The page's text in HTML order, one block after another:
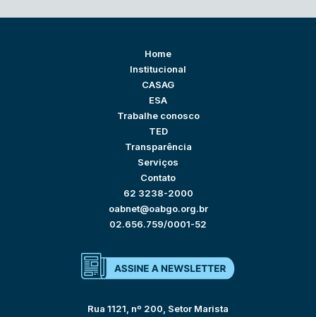
Home
Institucional
CASAG
ESA
Trabalhe conosco
TED
Transparência
Serviços
Contato
62 3238-2000
oabnet@oabgo.org.br
02.656.759/0001-52
Rua 1121, nº 200, Setor Marista